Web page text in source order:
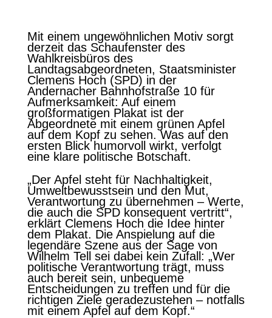
Mit einem ungewöhnlichen Motiv sorgt
derzeit das Schaufenster des
Wahlkreisbüros des
Landtagsabgeordneten, Staatsminister
Clemens Hoch (SPD) in der
Andernacher Bahnhofstraße 10 für
Aufmerksamkeit: Auf einem
großformatigen Plakat ist der
Abgeordnete mit einem grünen Apfel
auf dem Kopf zu sehen. Was auf den
ersten Blick humorvoll wirkt, verfolgt
eine klare politische Botschaft.
„Der Apfel steht für Nachhaltigkeit,
Umweltbewusstsein und den Mut,
Verantwortung zu übernehmen – Werte,
die auch die SPD konsequent vertritt“,
erklärt Clemens Hoch die Idee hinter
dem Plakat. Die Anspielung auf die
legendäre Szene aus der Sage von
Wilhelm Tell sei dabei kein Zufall: „Wer
politische Verantwortung trägt, muss
auch bereit sein, unbequeme
Entscheidungen zu treffen und für die
richtigen Ziele geradezustehen – notfalls
mit einem Apfel auf dem Kopf.“